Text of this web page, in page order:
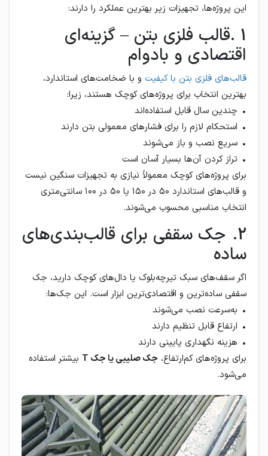
این پروژه‌ها، تجهیزات زیر بهترین عملکرد را دارند:
1 .قالب فلزی بتن – گزینه‌ای
اقتصادی و بادوام
قالب‌های فلزی بتن با کیفیت و با ضخامت‌های استاندارد،
بهترین انتخاب برای پروژه‌های کوچک هستند، زیرا:
• چندین سال قابل استفاده‌اند
• استحکام لازم را برای فشارهای معمولی بتن دارند
• سریع نصب و باز می‌شوند
• تراز کردن آن‌ها بسیار آسان است
برای پروژه‌های کوچک معمولاً نیازی به تجهیزات سنگین نیست
و قالب‌های استاندارد ۵۰ در ۱۵۰ یا ۵۰ در ۱۰۰ سانتی‌متری
انتخاب مناسبی محسوب می‌شوند.
2. جک سقفی برای قالب‌بندی‌های
ساده
اگر سقف‌های سبک تیرچه‌بلوک یا دال‌های کوچک دارید، جک
سقفی ساده‌ترین و اقتصادی‌ترین ابزار است. این جک‌ها:
• به‌سرعت نصب می‌شوند
• ارتفاع قابل تنظیم دارند
• هزینه نگهداری پایینی دارند
برای پروژه‌های کم‌ارتفاع، جک صلیبی یا جک T
بیشتر استفاده
می‌شود.